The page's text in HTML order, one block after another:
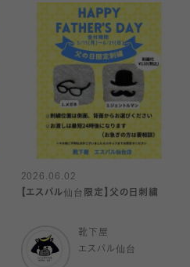
2026.06.02
【エスパル仙台限定】父の日刺繍
靴下屋
エスパル仙台